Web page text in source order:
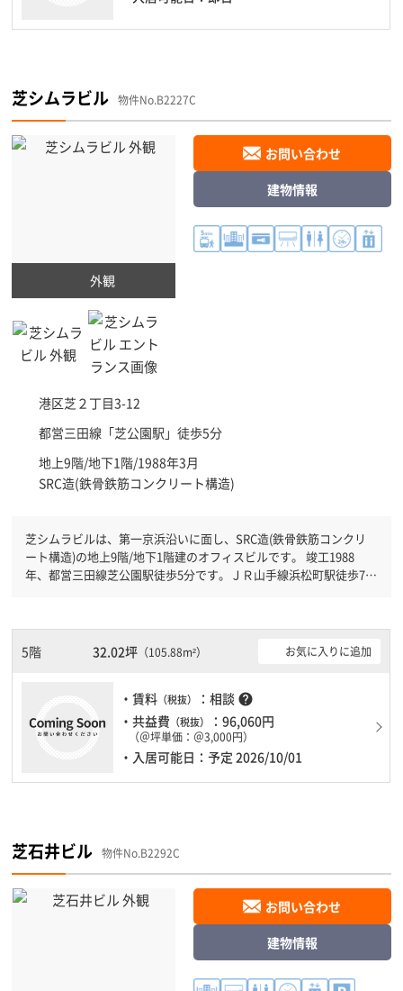
芝シムラビル 物件No.B2227C
外観
港区芝２丁目3-12
都営三田線「芝公園駅 」徒歩5分
地上9階/地下1階/1988年3月
SRC造(鉄骨鉄筋コンクリート構造)
お問い合わせ
建物情報
芝シムラビルは、第一京浜沿いに面し、SRC造(鉄骨鉄筋コンクリ
ート構造)の地上9階/地下1階建のオフィスビルです。 竣工1988
年、都営三田線芝公園駅徒歩5分です。ＪＲ山手線浜松町駅徒歩7分
耐震性がしっかりとしています。土日・祝日も利用可能になります
ので時間帯を気にせず利用できます。
5階 32.02坪 （105.88m²） お気に入りに追加
・賃料 （税抜） ：相談 help
・共益費 （税抜） ：96,060円
（＠坪単価：＠3,000円）
・入居可能日：予定 2026/10/01
芝石井ビル 物件No.B2292C
お問い合わせ
建物情報